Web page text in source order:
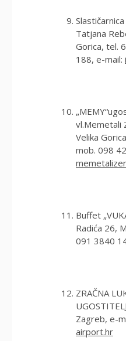
Slastičarnica
Tatjana
Gorica, tel.
188, e-mail:
vl.Memetali
Velika
mob. 098
Buffet
Radića 26,
091 3840
ZRAČNA
Zagreb, e-
airport.hr